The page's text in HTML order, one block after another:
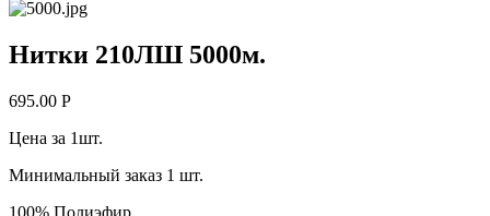
Нитки 210ЛШ 5000м.
695.00 Р
Цена за 1шт.
Минимальный заказ 1 шт.
100% Полиэфир